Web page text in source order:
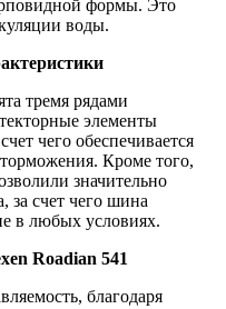
формы. Это
воды.
тремя рядами
элементы
чего обеспечивается
Кроме того,
значительно
за счет чего шина
в любых условиях.
Roadian 541
благодаря